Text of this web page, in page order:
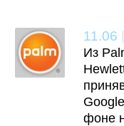
11.06 |
Из
фоне